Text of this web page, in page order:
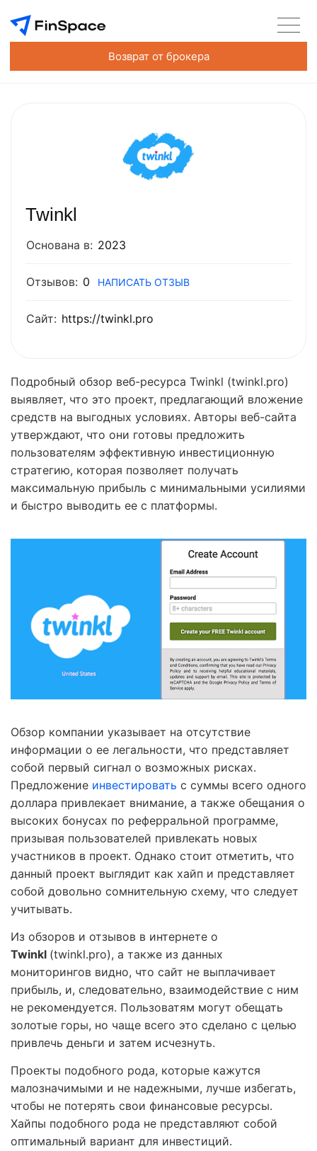
Возврат от брокера
Twinkl
Основана в: 2023
Отзывов: 0 НАПИСАТЬ ОТЗЫВ
Сайт: https://twinkl.pro
Подробный обзор веб-ресурса Twinkl (twinkl.pro)
выявляет, что это проект, предлагающий вложение
средств на выгодных условиях. Авторы веб-сайта
утверждают, что они готовы предложить
пользователям эффективную инвестиционную
стратегию, которая позволяет получать
максимальную прибыль с минимальными усилиями
и быстро выводить ее с платформы.
Обзор компании указывает на отсутствие
информации о ее легальности, что представляет
собой первый сигнал о возможных рисках.
Предложение инвестировать с суммы всего одного
доллара привлекает внимание, а также обещания о
высоких бонусах по реферральной программе,
призывая пользователей привлекать новых
участников в проект. Однако стоит отметить, что
данный проект выглядит как хайп и представляет
собой довольно сомнительную схему, что следует
учитывать.
Из обзоров и отзывов в интернете о
Twinkl (twinkl.pro), а также из данных
мониторингов видно, что сайт не выплачивает
прибыль, и, следовательно, взаимодействие с ним
не рекомендуется. Пользоватям могут обещать
золотые горы, но чаще всего это сделано с целью
привлечь деньги и затем исчезнуть.
Проекты подобного рода, которые кажутся
малозначимыми и не надежными, лучше избегать,
чтобы не потерять свои финансовые ресурсы.
Хайпы подобного рода не представляют собой
оптимальный вариант для инвестиций.